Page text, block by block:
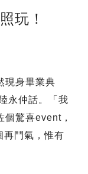
玩！
現身畢業典
永仲話。「我
驚喜event，
再鬥氣，惟有